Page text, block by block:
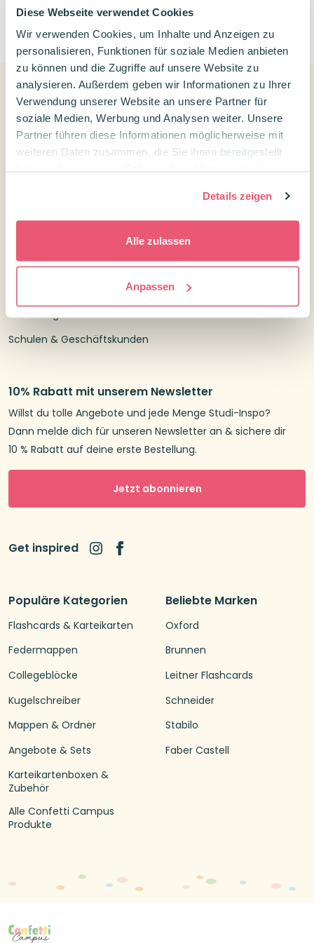
Diese Webseite verwendet Cookies
Wir verwenden Cookies, um Inhalte und Anzeigen zu
personalisieren, Funktionen für soziale Medien anbieten
zu können und die Zugriffe auf unsere Website zu
analysieren. Außerdem geben wir Informationen zu Ihrer
Verwendung unserer Website an unsere Partner für
soziale Medien, Werbung und Analysen weiter. Unsere
Partner führen diese Informationen möglicherweise mit
weiteren Daten zusammen, die Sie ihnen bereitgestellt
Details zeigen
Alle zulassen
Anpassen
0
Populäre Kategorien
Flashcards & Karteikarten
Federmappen
Collegeblöcke
Kugelschreiber
Mappen & Ordner
Angebote & Sets
Karteikartenboxen &
Zubehör
Alle Confetti Campus
Produkte
Beliebte Marken
Oxford
Brunnen
Leitner Flashcards
Schneider
Stabilo
Faber Castell
Kundenservice
Kontakt Confetti Campus
Treuepunkte
Info in Englisch
Schulen & Geschäftskunden
10% Rabatt mit unserem Newsletter
Willst du tolle Angebote und jede Menge Studi-Inspo?
Dann melde dich für unseren Newsletter an & sichere dir
10 % Rabatt auf deine erste Bestellung.
Jetzt abonnieren
Get inspired